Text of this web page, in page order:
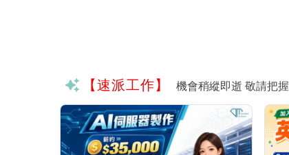
【速派工作】 機會稍縱即逝 敬請把握